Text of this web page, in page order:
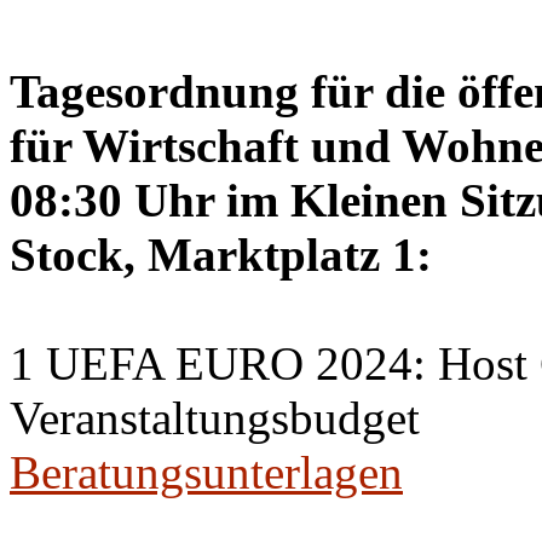
Tagesordnung für die
für Wirtschaft und
08:30 Uhr im Kleinen
Stock, Marktplatz 1:
1 UEFA EURO 2024:
Veranstaltungsbudget
Beratungsunterlagen